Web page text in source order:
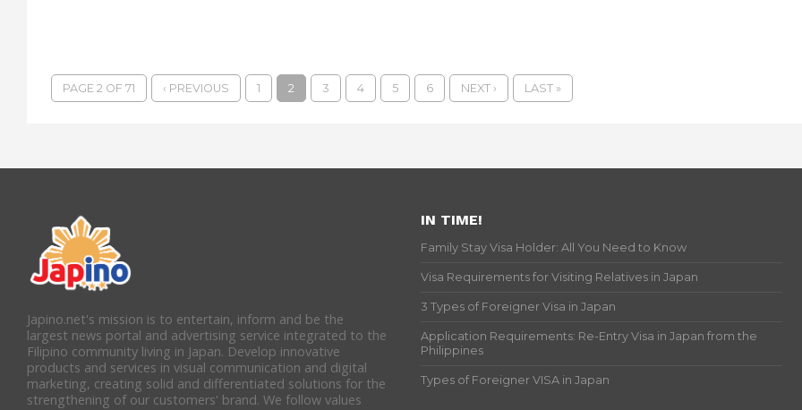
PAGE 2 OF 71 ‹ PREVIOUS 1 2 3 4 5 6 NEXT › LAST »
Japino.net's mission is to entertain, inform and be the
largest news portal and advertising service integrated to the
Filipino community living in Japan. Develop innovative
products and services in visual communication and digital
marketing, creating solid and differentiated solutions for the
strengthening of our customers' brand. We follow values
IN TIME!
Family Stay Visa Holder: All You Need to Know
Visa Requirements for Visiting Relatives in Japan
3 Types of Foreigner Visa in Japan
Application Requirements: Re-Entry Visa in Japan from the
Philippines
Types of Foreigner VISA in Japan